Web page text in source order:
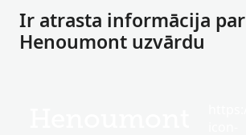
Ir atrasta informācija par
Henoumont uzvārdu